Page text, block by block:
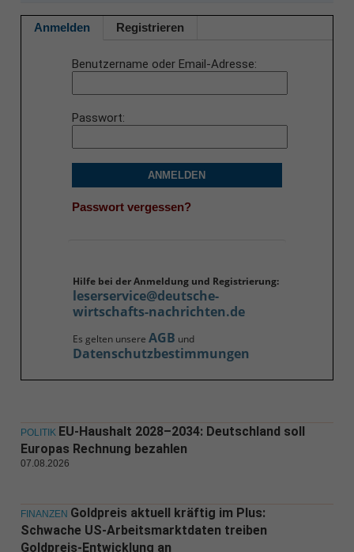
Anmelden Registrieren
Benutzername oder Email-Adresse
Passwort
ANMELDEN
Passwort vergessen?
Hilfe bei der Anmeldung und Registrierung:
leserservice@deutsche-
wirtschafts-nachrichten.de
Es gelten unsere AGB und
Datenschutzbestimmungen
POLITIK EU-Haushalt 2028–2034: Deutschland soll
Europas Rechnung bezahlen
07.08.2026
FINANZEN Goldpreis aktuell kräftig im Plus:
Schwache US-Arbeitsmarktdaten treiben
Goldpreis-Entwicklung an